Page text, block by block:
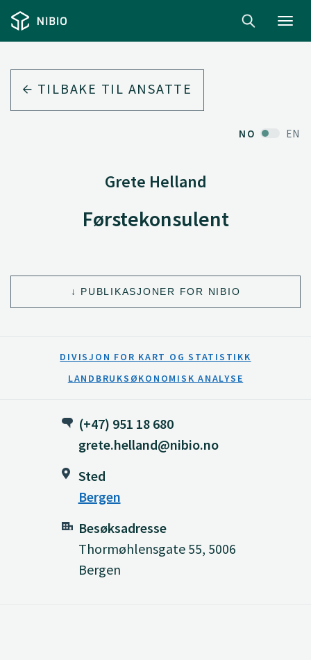
TILBAKE TIL ANSATTE
NO EN
Grete Helland
Førstekonsulent
PUBLIKASJONER FOR NIBIO
DIVISJON FOR KART OG STATISTIKK
LANDBRUKSØKONOMISK ANALYSE
(+47) 951 18 680
grete.helland@nibio.no
Sted
Bergen
Besøksadresse
Thormøhlensgate 55, 5006
Bergen